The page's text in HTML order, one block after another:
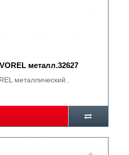
металл.32627
металлический..